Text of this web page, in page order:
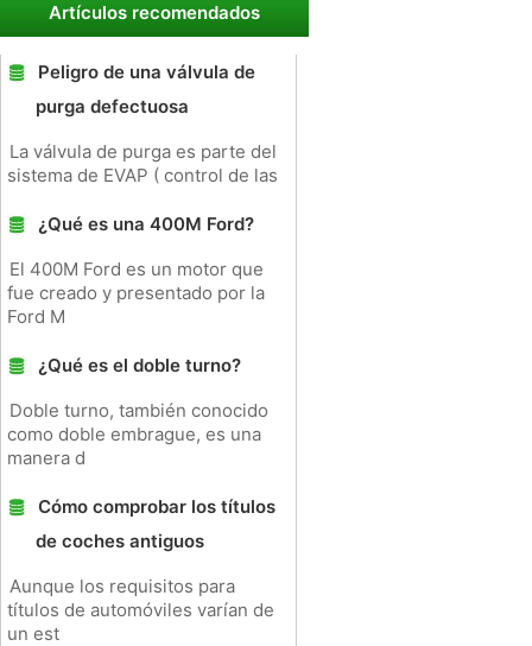
Artículos recomendados
Peligro de una válvula de
purga defectuosa
La válvula de purga es parte del
sistema de EVAP ( control de las
¿Qué es una 400M Ford?
El 400M Ford es un motor que
fue creado y presentado por la
Ford M
¿Qué es el doble turno?
Doble turno, también conocido
como doble embrague, es una
manera d
Cómo comprobar los títulos
de coches antiguos
Aunque los requisitos para
títulos de automóviles varían de
un est